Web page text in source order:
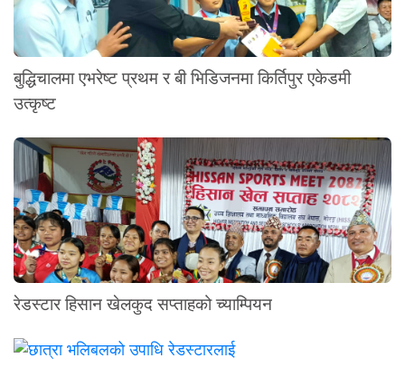
बुद्धिचालमा एभरेष्ट प्रथम र बी भिडिजनमा किर्तिपुर एकेडमी
उत्कृष्ट
रेडस्टार हिसान खेलकुद सप्ताहको च्याम्पियन